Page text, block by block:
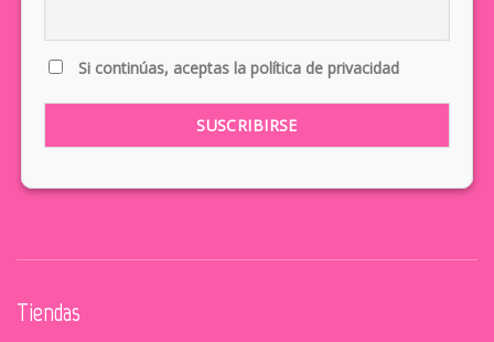
Si continúas, aceptas la política de privacidad
Tiendas